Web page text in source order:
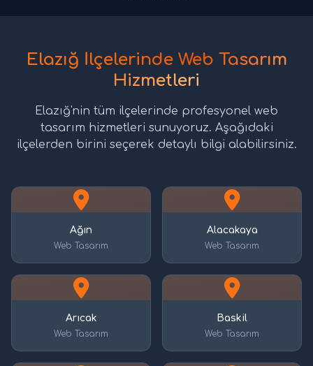
Elazığ İlçelerinde Web Tasarım
Hizmetleri
Elazığ'nin tüm ilçelerinde profesyonel web
tasarım hizmetleri sunuyoruz. Aşağıdaki
ilçelerden birini seçerek detaylı bilgi alabilirsiniz.
Ağın
Web Tasarım
Alacakaya
Web Tasarım
Arıcak
Web Tasarım
Baskil
Web Tasarım